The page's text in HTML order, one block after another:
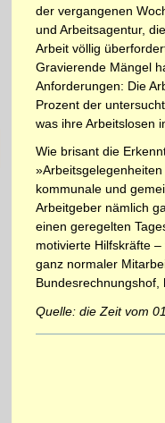
der vergangenen
und Arbeitsagentur,
Arbeit völlig
Gravierende Mängel
Anforderungen: Die
Prozent der
was ihre Arbeitslosen
Wie brisant die
kommunale und
Arbeitgeber nämlich
einen geregelten
motivierte Hilfskräfte
ganz normaler
Quelle: die Zeit vom